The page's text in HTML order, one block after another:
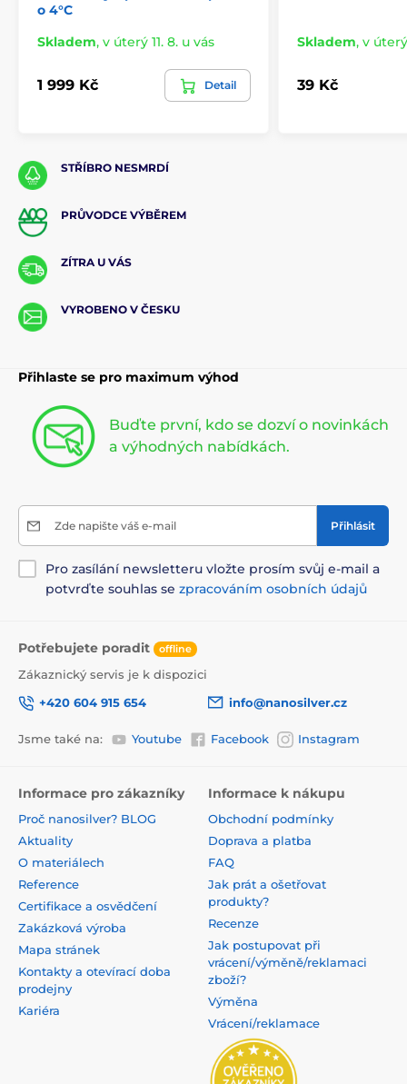
o 4°C
Skladem, v úterý 11. 8. u vás
1 999 Kč Detail
Skladem, v úterý
39 Kč
STŘÍBRO NESMRDÍ
PRŮVODCE VÝBĚREM
ZÍTRA U VÁS
VYROBENO V ČESKU
Přihlaste se pro maximum výhod
Buďte první, kdo se dozví o novinkách
a výhodných nabídkách.
Zde napište váš e-mail Přihlásit
Pro zasílání newsletteru vložte prosím svůj e-mail a
potvrďte souhlas se zpracováním osobních údajů
Potřebujete poradit offline
Zákaznický servis je k dispozici
+420 604 915 654
info@nanosilver.cz
Jsme také na: Youtube Facebook Instagram
Informace pro zákazníky
Proč nanosilver? BLOG
Aktuality
O materiálech
Reference
Certifikace a osvědčení
Zakázková výroba
Mapa stránek
Kontakty a otevírací doba
prodejny
Kariéra
Informace k nákupu
Obchodní podmínky
Doprava a platba
FAQ
Jak prát a ošetřovat
produkty?
Recenze
Jak postupovat při
vrácení/výměně/reklamaci
zboží?
Výměna
Vrácení/reklamace